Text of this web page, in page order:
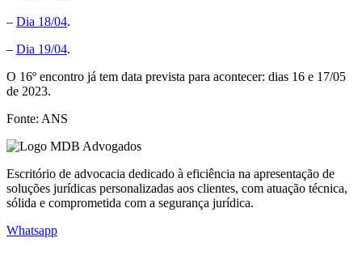
– Dia 18/04.
– Dia 19/04.
O 16º encontro já tem data prevista para acontecer: dias 16 e 17/05
de 2023.
Fonte: ANS
Escritório de advocacia dedicado à eficiência na apresentação de
soluções jurídicas personalizadas aos clientes, com atuação técnica,
sólida e comprometida com a segurança jurídica.
Whatsapp